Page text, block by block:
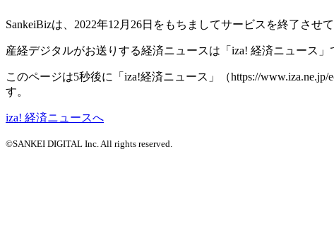
SankeiBizは、2022年12月26日をもちましてサービスを終了さ
産経デジタルがお送りする経済ニュースは「iza! 経済ニュース」
このページは5秒後に「iza!経済ニュース」（https://
す。
iza! 経済ニュースへ
©SANKEI DIGITAL Inc. All rights reserved.